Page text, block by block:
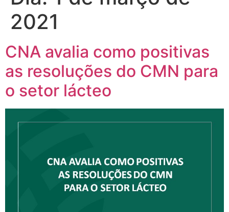
2021
CNA avalia como positivas
as resoluções do CMN para
o setor lácteo